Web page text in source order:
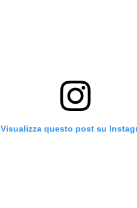
Visualizza questo post su